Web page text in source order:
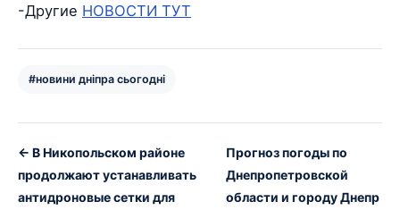
-Другие НОВОСТИ ТУТ
#новини дніпра сьогодні
← В Никопольском районе
продолжают устанавливать
антидроновые сетки для
Прогноз погоды по
Днепропетровской
области и городу Днепр